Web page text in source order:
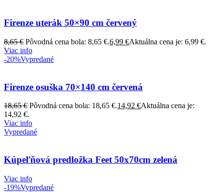
Firenze uterák 50×90 cm červený
8,65€ Pôvodná cena bola: 8,65 €.6,99 €Aktuálna cena je: 6,99 €.
Viac info
-20%Vypredané
Firenze osuška 70×140 cm červená
18,65€ Pôvodná cena bola: 18,65 €.14,92 €Aktuálna cena je:
14,92 €.
Viac info
Vypredané
Kúpeľňová predložka Feet 50x70cm zelená
Viac info
-19%Vypredané